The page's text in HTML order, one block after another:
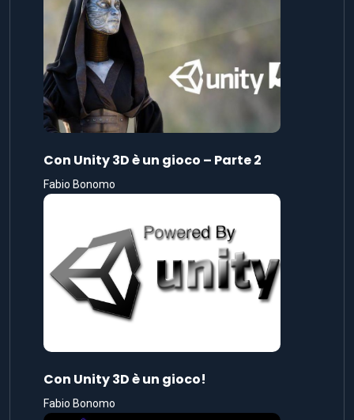
Con Unity 3D è un gioco – Parte 2
Fabio Bonomo
Con Unity 3D è un gioco!
Fabio Bonomo